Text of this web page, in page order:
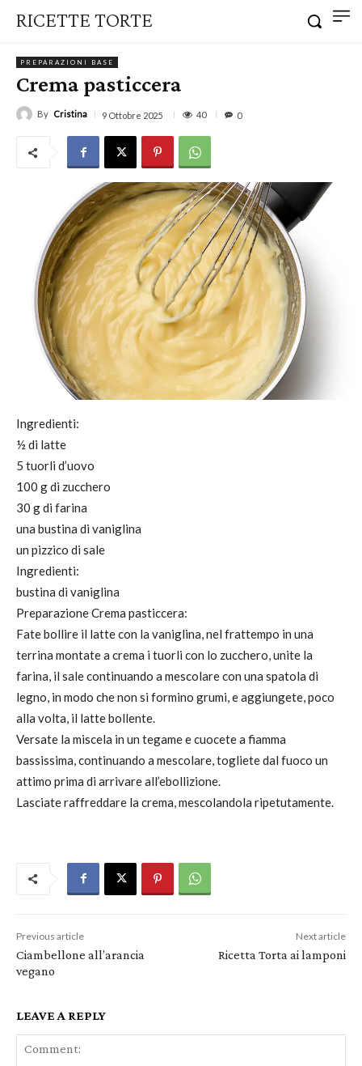
RICETTE TORTE
PREPARAZIONI BASE
Crema pasticcera
By Cristina 9 Ottobre 2025 40 0
Ingredienti:
½ di latte
5 tuorli d’uovo
100 g di zucchero
30 g di farina
una bustina di vaniglina
un pizzico di sale
Ingredienti:
bustina di vaniglina
Preparazione Crema pasticcera:
Fate bollire il latte con la vaniglina, nel frattempo in una
terrina montate a crema i tuorli con lo zucchero, unite la
farina, il sale continuando a mescolare con una spatola di
legno, in modo che non si formino grumi, e aggiungete, poco
alla volta, il latte bollente.
Versate la miscela in un tegame e cuocete a fiamma
bassissima, continuando a mescolare, togliete dal fuoco un
attimo prima di arrivare all’ebollizione.
Lasciate raffreddare la crema, mescolandola ripetutamente.
Previous article
Ciambellone all’arancia
vegano
Next article
Ricetta Torta ai lamponi
LEAVE A REPLY